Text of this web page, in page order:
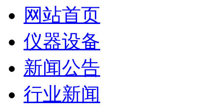
网站首页
仪器设备
新闻公告
行业新闻